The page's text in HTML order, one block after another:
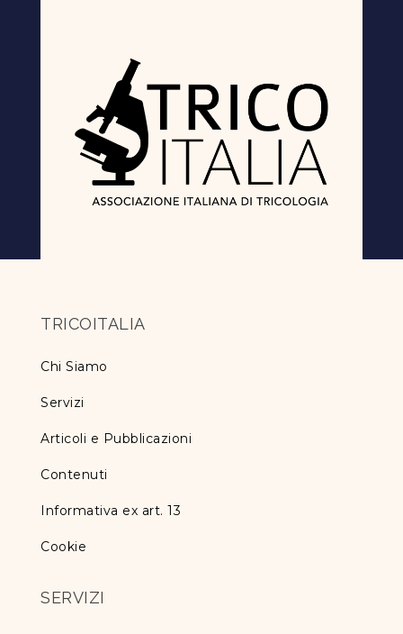
TRICOITALIA
Chi Siamo
Servizi
Articoli e Pubblicazioni
Contenuti
Informativa ex art. 13
Cookie
SERVIZI